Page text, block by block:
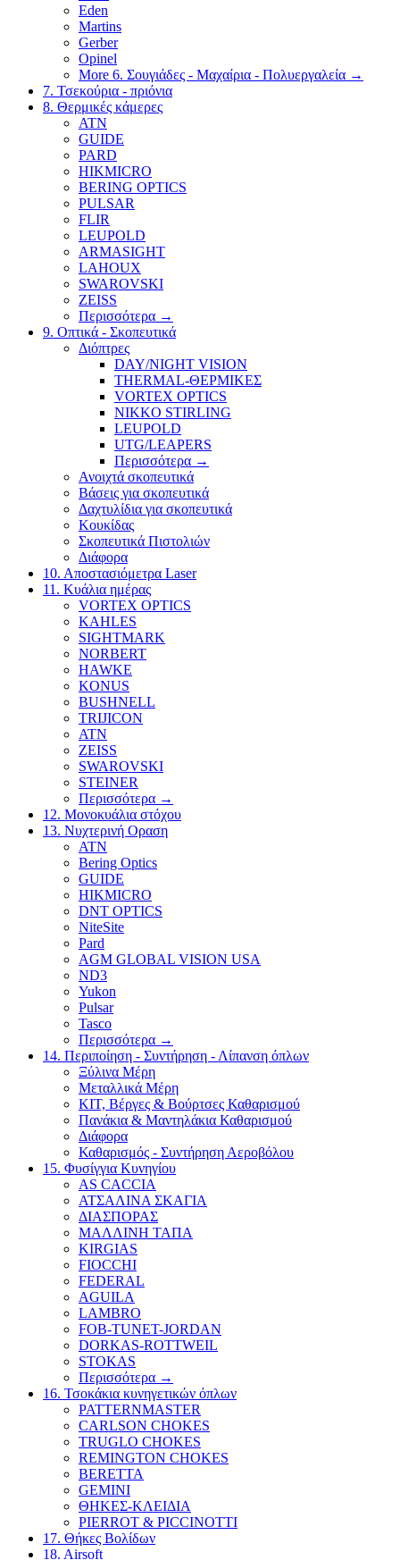
Eden
Martins
Gerber
Opinel
More 6. Σουγιάδες - Μαχαίρια - Πολυεργαλεία →
7. Τσεκούρια - πριόνια
8. Θερμικές κάμερες
ATN
GUIDE
PARD
HIKMICRO
BERING OPTICS
PULSAR
FLIR
LEUPOLD
ARMASIGHT
LAHOUX
SWAROVSKI
ZEISS
Περισσότερα →
9. Οπτικά - Σκοπευτικά
Διόπτρες
DAY/NIGHT VISION
THERMAL-ΘΕΡΜΙΚΕΣ
VORTEX OPTICS
NIKKO STIRLING
LEUPOLD
UTG/LEAPERS
Περισσότερα →
Ανοιχτά σκοπευτικά
Βάσεις για σκοπευτικά
Δαχτυλίδια για σκοπευτικά
Κουκίδας
Σκοπευτικά Πιστολιών
Διάφορα
10. Αποστασιόμετρα Laser
11. Κυάλια ημέρας
VORTEX OPTICS
KAHLES
SIGHTMARK
NORBERT
HAWKE
KONUS
BUSHNELL
TRIJICON
ATN
ZEISS
SWAROVSKI
STEINER
Περισσότερα →
12. Μονοκυάλια στόχου
13. Νυχτερινή Οραση
ATN
Bering Optics
GUIDE
HIKMICRO
DNT OPTICS
NiteSite
Pard
AGM GLOBAL VISION USA
ND3
Yukon
Pulsar
Tasco
Περισσότερα →
14. Περιποίηση - Συντήρηση - Λίπανση όπλων
Ξύλινα Μέρη
Μεταλλικά Μέρη
ΚΙΤ, Βέργες & Βούρτσες Καθαρισμού
Πανάκια & Μαντηλάκια Καθαρισμού
Διάφορα
Καθαρισμός - Συντήρηση Αεροβόλου
15. Φυσίγγια Κυνηγίου
AS CACCIA
ΑΤΣΑΛΙΝΑ ΣΚΑΓΙΑ
ΔΙΑΣΠΟΡΑΣ
ΜΑΛΛΙΝΗ ΤΑΠΑ
KIRGIAS
FIOCCHI
FEDERAL
AGUILA
LAMBRO
FOB-TUNET-JORDAN
DORKAS-ROTTWEIL
STOKAS
Περισσότερα →
16. Τσοκάκια κυνηγετικών όπλων
PATTERNMASTER
CARLSON CHOKES
TRUGLO CHOKES
REMINGTON CHOKES
BERETTA
GEMINI
ΘΗΚΕΣ-ΚΛΕΙΔΙΑ
PIERROT & PICCINOTTI
17. Θήκες Βολίδων
18. Airsoft